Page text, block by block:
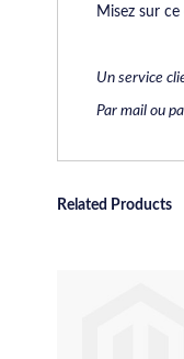
Misez sur
Un service
Par mail ou
Related Products